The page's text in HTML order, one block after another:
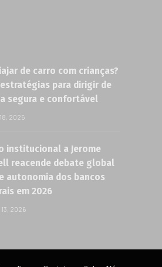
de carro com crianças?
para dirigir de
segura e confortável
2025
institucional a Jerome
reacende debate global
autonomia dos bancos
em 2026
2026